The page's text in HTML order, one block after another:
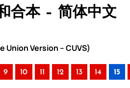
合本 – 简体中文
Union Version – CUVS)
9 10 11 12 13 14 15